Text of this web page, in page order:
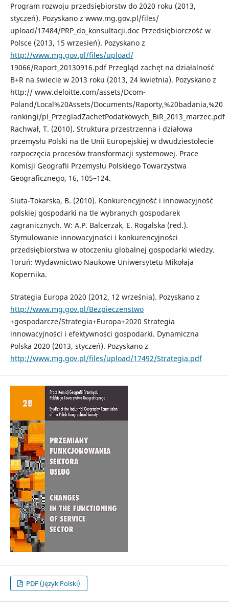
Program rozwoju przedsiębiorstw do 2020 roku (2013,
styczeń). Pozyskano z www.mg.gov.pl/files/
upload/17484/PRP_do_konsultacji.doc Przedsiębiorczość w
Polsce (2013, 15 wrzesień). Pozyskano z
http://www.mg.gov.pl/files/upload/
19066/Raport_20130916.pdf Przegląd zachęt na działalność
B+R na świecie w 2013 roku (2013, 24 kwietnia). Pozyskano z
http:// www.deloitte.com/assets/Dcom-
Poland/Local%20Assets/Documents/Raporty,%20badania,%20
rankingi/pl_PrzegladZachetPodatkowych_BiR_2013_marzec.pdf
Rachwał, T. (2010). Struktura przestrzenna i działowa
przemysłu Polski na tle Unii Europejskiej w dwudziestolecie
rozpoczęcia procesów transformacji systemowej. Prace
Komisji Geografii Przemysłu Polskiego Towarzystwa
Geograficznego, 16, 105–124.
Siuta-Tokarska, B. (2010). Konkurencyjność i innowacyjność
polskiej gospodarki na tle wybranych gospodarek
zagranicznych. W: A.P. Balcerzak, E. Rogalska (red.).
Stymulowanie innowacyjności i konkurencyjności
przedsiębiorstwa w otoczeniu globalnej gospodarki wiedzy.
Toruń: Wydawnictwo Naukowe Uniwersytetu Mikołaja
Kopernika.
Strategia Europa 2020 (2012, 12 września). Pozyskano z
http://www.mg.gov.pl/Bezpieczenstwo
+gospodarcze/Strategia+Europa+2020 Strategia
innowacyjności i efektywności gospodarki. Dynamiczna
Polska 2020 (2013, styczeń). Pozyskano z
http://www.mg.gov.pl/files/upload/17492/Strategia.pdf
PDF (Język Polski)